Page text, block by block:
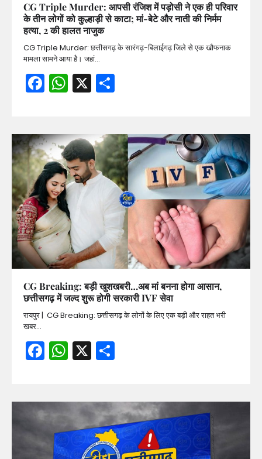
CG Triple Murder: आपसी रंजिश में पड़ोसी ने एक ही परिवार
के तीन लोगों को कुल्हाड़ी से काटा; मां-बेटे और नाती की निर्मम
हत्या, 2 की हालत नाजुक
CG Triple Murder: छत्तीसगढ़ के सारंगढ़-बिलाईगढ़ जिले से एक खौफनाक
मामला सामने आया है। जहां…
Facebook
WhatsApp
X
CG Breaking: बड़ी खुशखबरी…अब मां बनना होगा आसान,
छत्तीसगढ़ में जल्द शुरू होगी सरकारी IVF सेवा
रायपुर | CG Breaking: छत्तीसगढ़ के लोगों के लिए एक बड़ी और राहत भरी
खबर…
Facebook
WhatsApp
X